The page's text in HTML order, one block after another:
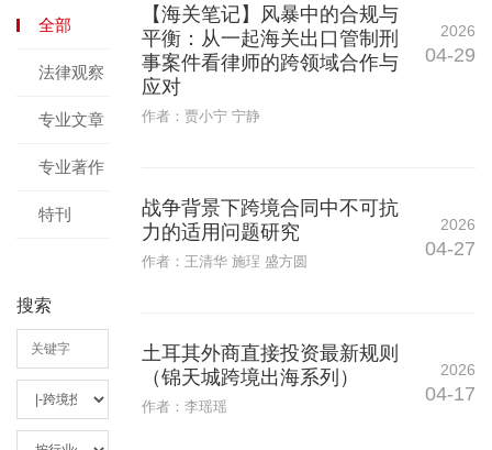
全部
法律观察
专业文章
专业著作
特刊
搜索
【海关笔记】风暴中的合规与
平衡：从一起海关出口管制刑
事案件看律师的跨领域合作与
应对
作者：贾小宁 宁静
2026
04-29
战争背景下跨境合同中不可抗
力的适用问题研究
作者：王清华 施珵 盛方圆
2026
04-27
土耳其外商直接投资最新规则
（锦天城跨境出海系列）
作者：李瑶瑶
2026
04-17